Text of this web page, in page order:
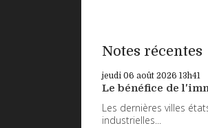
Notes récentes
jeudi 06 août 2026 13h41
Le bénéfice de
Les dernières villes
industrielles...